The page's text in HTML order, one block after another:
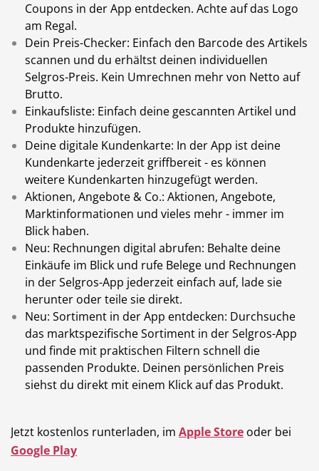
Coupons in der App entdecken. Achte auf das Logo
am Regal.
Dein Preis-Checker: Einfach den Barcode des Artikels
scannen und du erhältst deinen individuellen
Selgros-Preis. Kein Umrechnen mehr von Netto auf
Brutto.
Einkaufsliste: Einfach deine gescannten Artikel und
Produkte hinzufügen.
Deine digitale Kundenkarte: In der App ist deine
Kundenkarte jederzeit griffbereit - es können
weitere Kundenkarten hinzugefügt werden.
Aktionen, Angebote & Co.: Aktionen, Angebote,
Marktinformationen und vieles mehr - immer im
Blick haben.
Neu: Rechnungen digital abrufen: Behalte deine
Einkäufe im Blick und rufe Belege und Rechnungen
in der Selgros-App jederzeit einfach auf, lade sie
herunter oder teile sie direkt.
Neu: Sortiment in der App entdecken: Durchsuche
das marktspezifische Sortiment in der Selgros-App
und finde mit praktischen Filtern schnell die
passenden Produkte. Deinen persönlichen Preis
siehst du direkt mit einem Klick auf das Produkt.
Jetzt kostenlos runterladen, im Apple Store oder bei
Google Play